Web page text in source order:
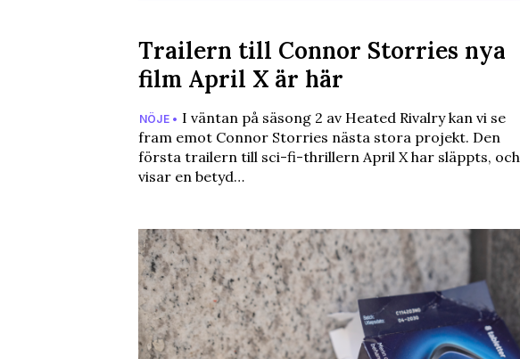
Trailern till Connor Storries nya
film April X är här
NÖJE • I väntan på säsong 2 av Heated Rivalry kan vi se
fram emot Connor Storries nästa stora projekt. Den
första trailern till sci-fi-thrillern April X har släppts, och
visar en betyd…